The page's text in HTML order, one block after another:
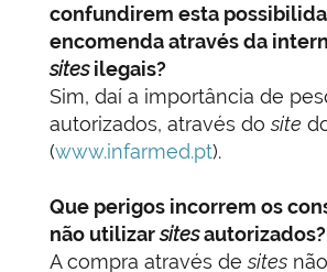
confundirem esta
encomenda através da
sitesilegais?
Sim, daí a importância de
autorizados, através dosite
(www.infarmed.pt).
Que perigos incorrem os
não utilizarsitesautorizados?
A compra através desites